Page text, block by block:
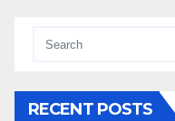
RECENT POSTS